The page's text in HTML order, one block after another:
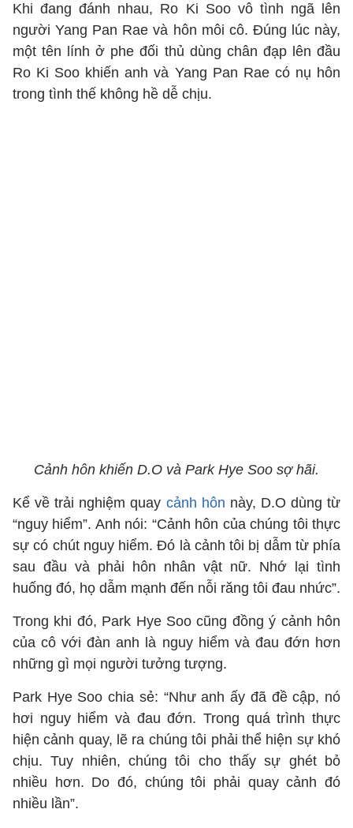
Khi đang đánh nhau, Ro Ki Soo vô tình ngã lên
người Yang Pan Rae và hôn môi cô. Đúng lúc này,
một tên lính ở phe đối thủ dùng chân đạp lên đầu
Ro Ki Soo khiến anh và Yang Pan Rae có nụ hôn
trong tình thế không hề dễ chịu.
Cảnh hôn khiến D.O và Park Hye Soo sợ hãi.
Kể về trải nghiệm quay cảnh hôn này, D.O dùng từ
“nguy hiểm”. Anh nói: “Cảnh hôn của chúng tôi thực
sự có chút nguy hiểm. Đó là cảnh tôi bị dẫm từ phía
sau đầu và phải hôn nhân vật nữ. Nhớ lại tình
huống đó, họ dẫm mạnh đến nỗi răng tôi đau nhức”.
Trong khi đó, Park Hye Soo cũng đồng ý cảnh hôn
của cô với đàn anh là nguy hiểm và đau đớn hơn
những gì mọi người tưởng tượng.
Park Hye Soo chia sẻ: “Như anh ấy đã đề cập, nó
hơi nguy hiểm và đau đớn. Trong quá trình thực
hiện cảnh quay, lẽ ra chúng tôi phải thể hiện sự khó
chịu. Tuy nhiên, chúng tôi cho thấy sự ghét bỏ
nhiều hơn. Do đó, chúng tôi phải quay cảnh đó
nhiều lần”.